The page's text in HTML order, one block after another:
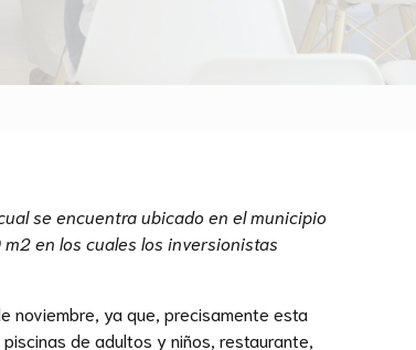
se encuentra ubicado en el municipio
en los cuales los inversionistas
noviembre, ya que, precisamente esta
de adultos y niños, restaurante,